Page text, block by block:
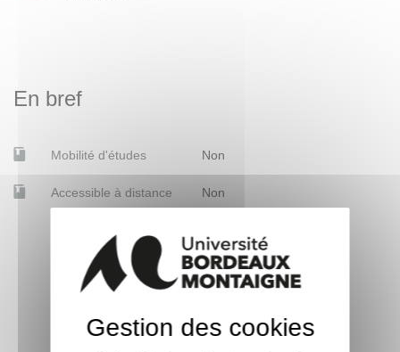
En bref
Mobilité d'études Non
Accessible à distance Non
Gestion des cookies